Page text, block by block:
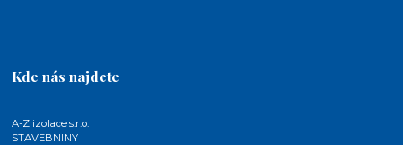
Kde nás najdete
A-Z izolace s.r.o.
STAVEBNINY